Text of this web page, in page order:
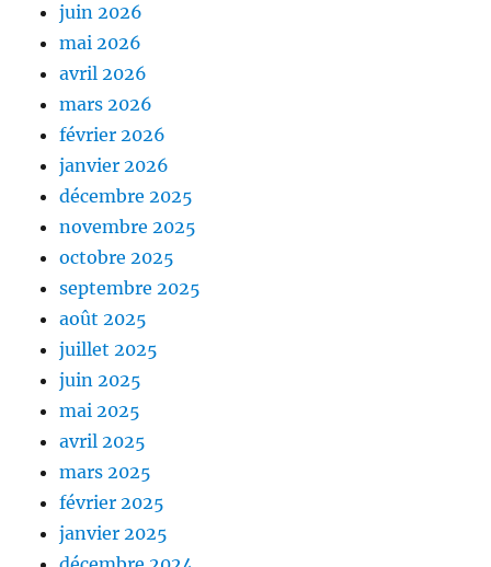
juin 2026
mai 2026
avril 2026
mars 2026
février 2026
janvier 2026
décembre 2025
novembre 2025
octobre 2025
septembre 2025
août 2025
juillet 2025
juin 2025
mai 2025
avril 2025
mars 2025
février 2025
janvier 2025